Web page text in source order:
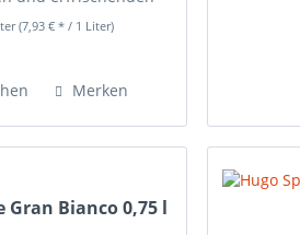
Schimmer zum
Fein fruchtig im
(7,93 € * / 1 Liter)
Merken
Gran Bianco 0,75 l